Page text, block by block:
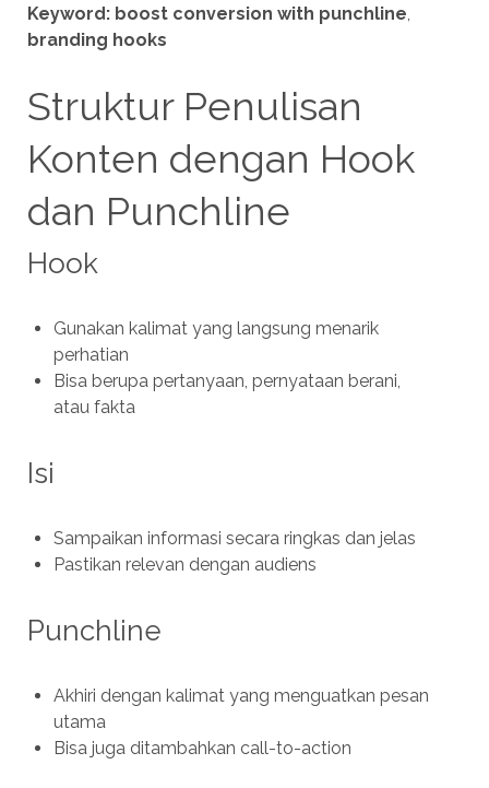
Keyword: boost conversion with punchline,
branding hooks
Struktur Penulisan
Konten dengan Hook
dan Punchline
Hook
Gunakan kalimat yang langsung menarik
perhatian
Bisa berupa pertanyaan, pernyataan berani,
atau fakta
Isi
Sampaikan informasi secara ringkas dan jelas
Pastikan relevan dengan audiens
Punchline
Akhiri dengan kalimat yang menguatkan pesan
utama
Bisa juga ditambahkan call-to-action